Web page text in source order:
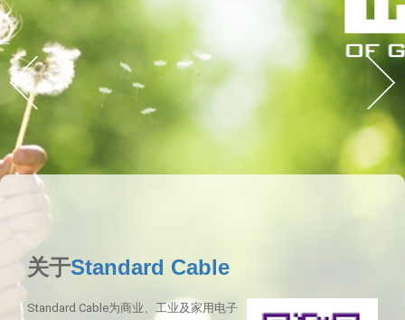
关于Standard Cable
Standard Cable为商业、工业及家用电子
Next
Previous